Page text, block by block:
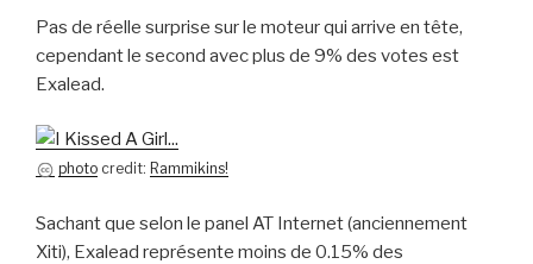
Pas de réelle surprise sur le moteur qui arrive en tête,
cependant le second avec plus de 9% des votes est
Exalead.
photo credit: Rammikins!
Sachant que selon le panel AT Internet (anciennement
Xiti), Exalead représente moins de 0.15% des